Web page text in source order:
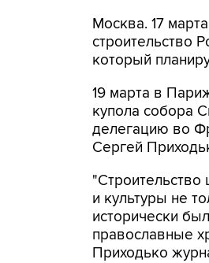
Москва. 17
строительство
который
19 марта в
купола собора
делегацию во
Сергей
"Строительство
и культуры не
исторически
православные
Приходько